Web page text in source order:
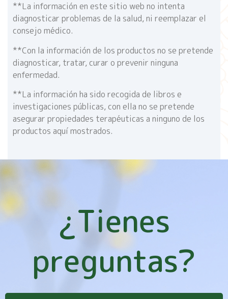
**La información en este sitio web no intenta
diagnosticar problemas de la salud, ni reemplazar el
consejo médico.
**Con la información de los productos no se pretende
diagnosticar, tratar, curar o prevenir ninguna
enfermedad.
**La información ha sido recogida de libros e
investigaciones públicas, con ella no se pretende
asegurar propiedades terapéuticas a ninguno de los
productos aquí mostrados.
¿Tienes
preguntas?